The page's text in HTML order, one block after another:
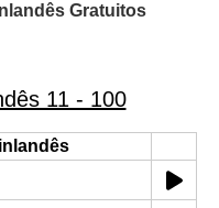
Gratuitos
11 - 100